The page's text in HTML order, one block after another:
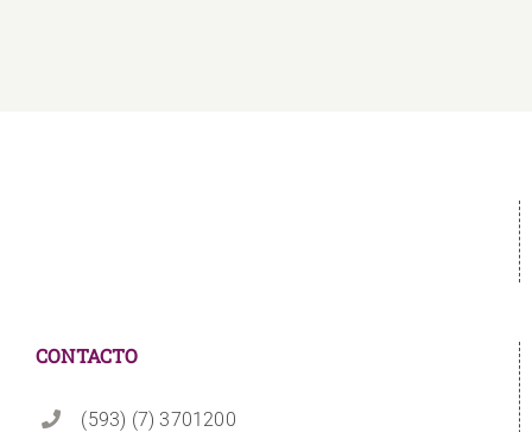
CONTACTO
(593) (7) 3701200